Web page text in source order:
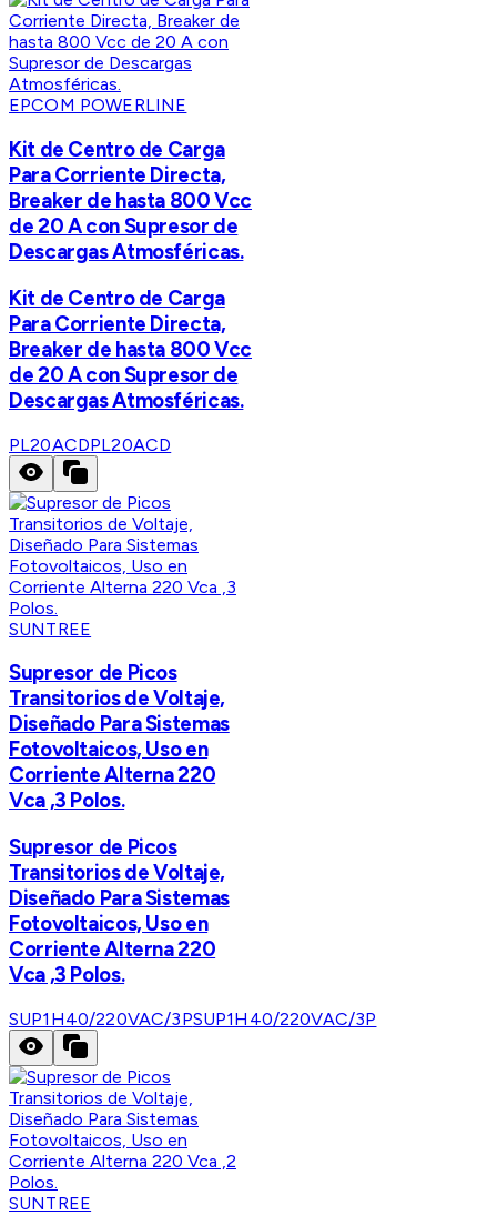
EPCOM POWERLINE
Kit de Centro de Carga
Para Corriente Directa,
Breaker de hasta 800 Vcc
de 20 A con Supresor de
Descargas Atmosféricas.
Kit de Centro de Carga
Para Corriente Directa,
Breaker de hasta 800 Vcc
de 20 A con Supresor de
Descargas Atmosféricas.
PL20ACDPL20ACD
SUNTREE
Supresor de Picos
Transitorios de Voltaje,
Diseñado Para Sistemas
Fotovoltaicos, Uso en
Corriente Alterna 220
Vca ,3 Polos.
Supresor de Picos
Transitorios de Voltaje,
Diseñado Para Sistemas
Fotovoltaicos, Uso en
Corriente Alterna 220
Vca ,3 Polos.
SUP1H40/220VAC/3PSUP1H40/220VAC/3P
SUNTREE